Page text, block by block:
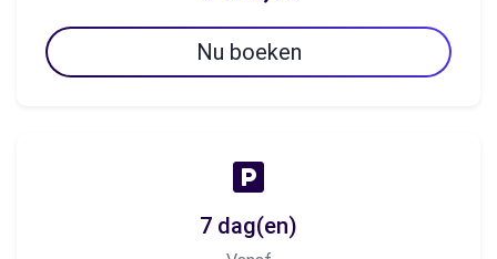
Nu boeken
7 dag(en)